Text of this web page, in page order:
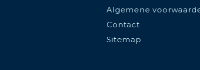
Algemene
Contact
Sitemap
de confidentialité, en garantissant la conformité avec